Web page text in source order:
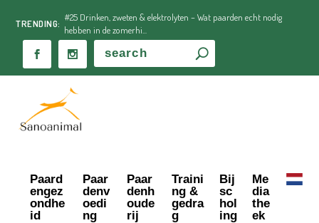
TRENDING:
#25 Drinken, zweten & elektrolyten – Wat paarden echt nodig
hebben in de zomerhi...
Paard
engez
ondhe
id
Paar
denv
oedi
ng
Paar
denh
oude
rij
Traini
ng &
gedra
g
Bij
sc
hol
ing
Me
dia
the
ek